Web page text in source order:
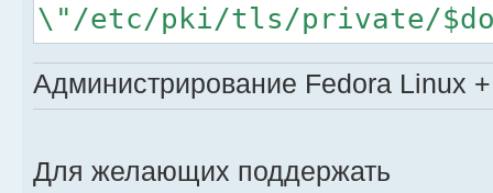
\"/etc/pki/tls/private/
Администрирование Fedora Linux
Для желающих поддержать